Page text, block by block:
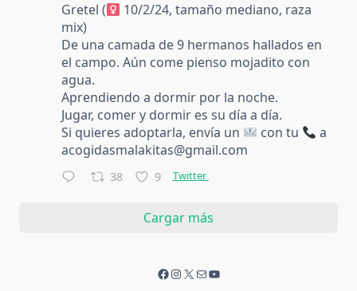
Gretel (
10/2/24, tamaño mediano, raza
mix)
De una camada de 9 hermanos hallados en
el campo. Aún come pienso mojadito con
agua.
Aprendiendo a dormir por la noche.
Jugar, comer y dormir es su día a día.
Si quieres adoptarla, envía un
con tu
a
acogidasmalakitas@gmail.com
38 9 Twitter
Cargar más
Facebook
Instagram
X Correo electrónico
YouTube